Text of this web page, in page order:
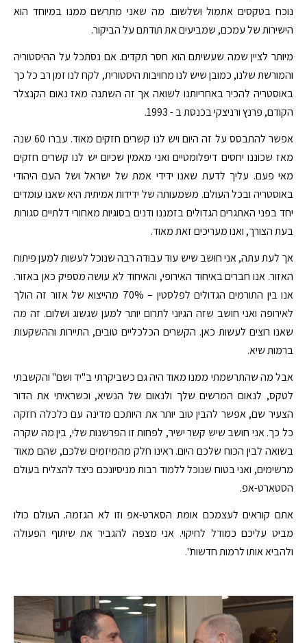
נוכח בטקסים אתמול ושלשום. מה שאני מתרשם ממנו במיוחד הוא
הישירות של עמכם, שמביעים את תודתם על הביקור.
מיותר לציין שמה שעשיתם הוא חסר תקדים. אם נסתכל על ההיסטוריה
והמורשת שלנו, כמובן שיש לנו מחויבות היסטורית, לקח לנו זמן רב כל כך
באוסטריה להכיר באחריותנו לשואה אך זה השתנה מאז נאום הקנצלר
הקודם, פרנץ ורניצקי בכנסת ב - 1993.
אפשר להתבסס על זה היום ויש לנו קשרים חזקים מאוד. עברו 60 שנה
מאז שכוננו יחסים דיפלומטיים ואני מאמין שכיום יש לנו קשרים חזקים
מאי פעם. עליך לדעת שאנו ידידי אמת של ישראל ושל העם היהודי
באוסטריה ובכל העולם. משמעותה של ידידות אמיתית היא שאנו עומדים
יחד בפני האתגרים הגדולים בזמננו ודנים בסוגיות מאחורי דלתיים סגורות
בעת הצורך, ואנו מעריכים זאת מאוד.
אך לעת עתה, אני חושב שיש עוד עבודה רבה שנוכל לעשות למען פיתוח
האזור. אנו חברים באיחוד האירופי, והאיחוד לא עושה מספיק כאן באזור.
אנו בין התורמים הגדולים לפלסטין – 70% מהייצוא של אזור זה הולך
לאירופה ואני חושב שזה הגיוני לתרום יותר למען שגשוג ושלום. זה מה
שאנו רוצים לעשות כאן. הקשרים הכלכליים טובים, התיירות וההשקעות
ברמות שיא.
אבל מה שהתרשמתי ממנו מאוד היה גם כשביקרתי ב"יד ושם" והקשבתי
לטקס, לנאום המרשים שלך ולנאום של הנשיא, וכשראיתי את הדור
הצעיר שם, אפשר להבין טוב יותר את היותכם מדינה עם כלכלה חזקה
כל כך. אני חושב שיש קשר ישיר, לפחות זו הפרשנות שלי, בין מה שקרה
בשואה לבין הכוח שלכם היום. ראינו חלק מהמיזמים שלכם, שהם מאוד
מרשימים, ואני בטוח שנוכל ללמוד רבות מניסיונכם כיצד להצליח בעולם
הסטארט-אפ.
אתם קוראים לעצמכם אומת הסארט-אפ וזו לא הגזמה. העולם כולו
מביט עליכם כמודל לחיקוי. אני מצפה להגביר את שיתוף הפעולה
ולהביא אותו לרמות חדשות".